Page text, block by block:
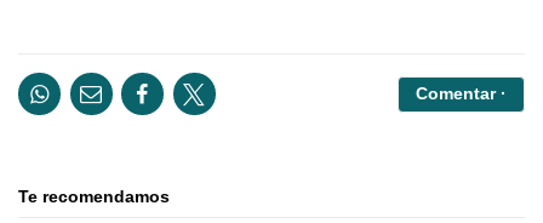
Comentar ·
Te recomendamos